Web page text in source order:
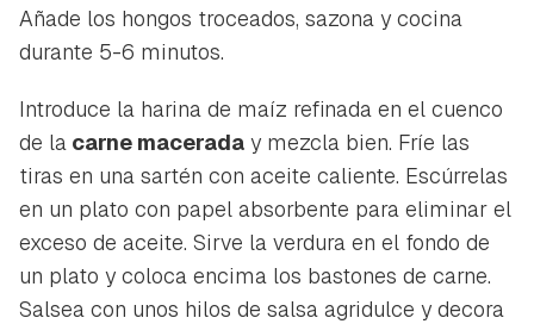
Añade los hongos troceados, sazona y cocina
durante 5-6 minutos.
Introduce la harina de maíz refinada en el cuenco
de la carne macerada y mezcla bien. Fríe las
tiras en una sartén con aceite caliente. Escúrrelas
en un plato con papel absorbente para eliminar el
exceso de aceite. Sirve la verdura en el fondo de
un plato y coloca encima los bastones de carne.
Salsea con unos hilos de salsa agridulce y decora